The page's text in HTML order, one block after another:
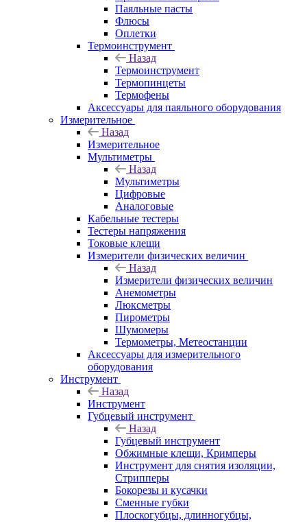
Паяльные пасты
Флюсы
Оплетки
Термоинструмент
Назад
Термоинструмент
Термопинцеты
Термофены
Аксессуары для паяльного оборудования
Измерительное
Назад
Измерительное
Мультиметры
Назад
Мультиметры
Цифровые
Аналоговые
Кабельные тестеры
Тестеры напряжения
Токовые клещи
Измерители физических величин
Назад
Измерители физических величин
Анемометры
Люксметры
Пирометры
Шумомеры
Термометры, Метеостанции
Аксессуары для измерительного
оборудования
Инструмент
Назад
Инструмент
Губцевый инструмент
Назад
Губцевый инструмент
Обжимные клещи, Кримперы
Инструмент для снятия изоляции,
Стрипперы
Бокорезы и кусачки
Сменные губки
Плоскогубцы, длинногубцы,